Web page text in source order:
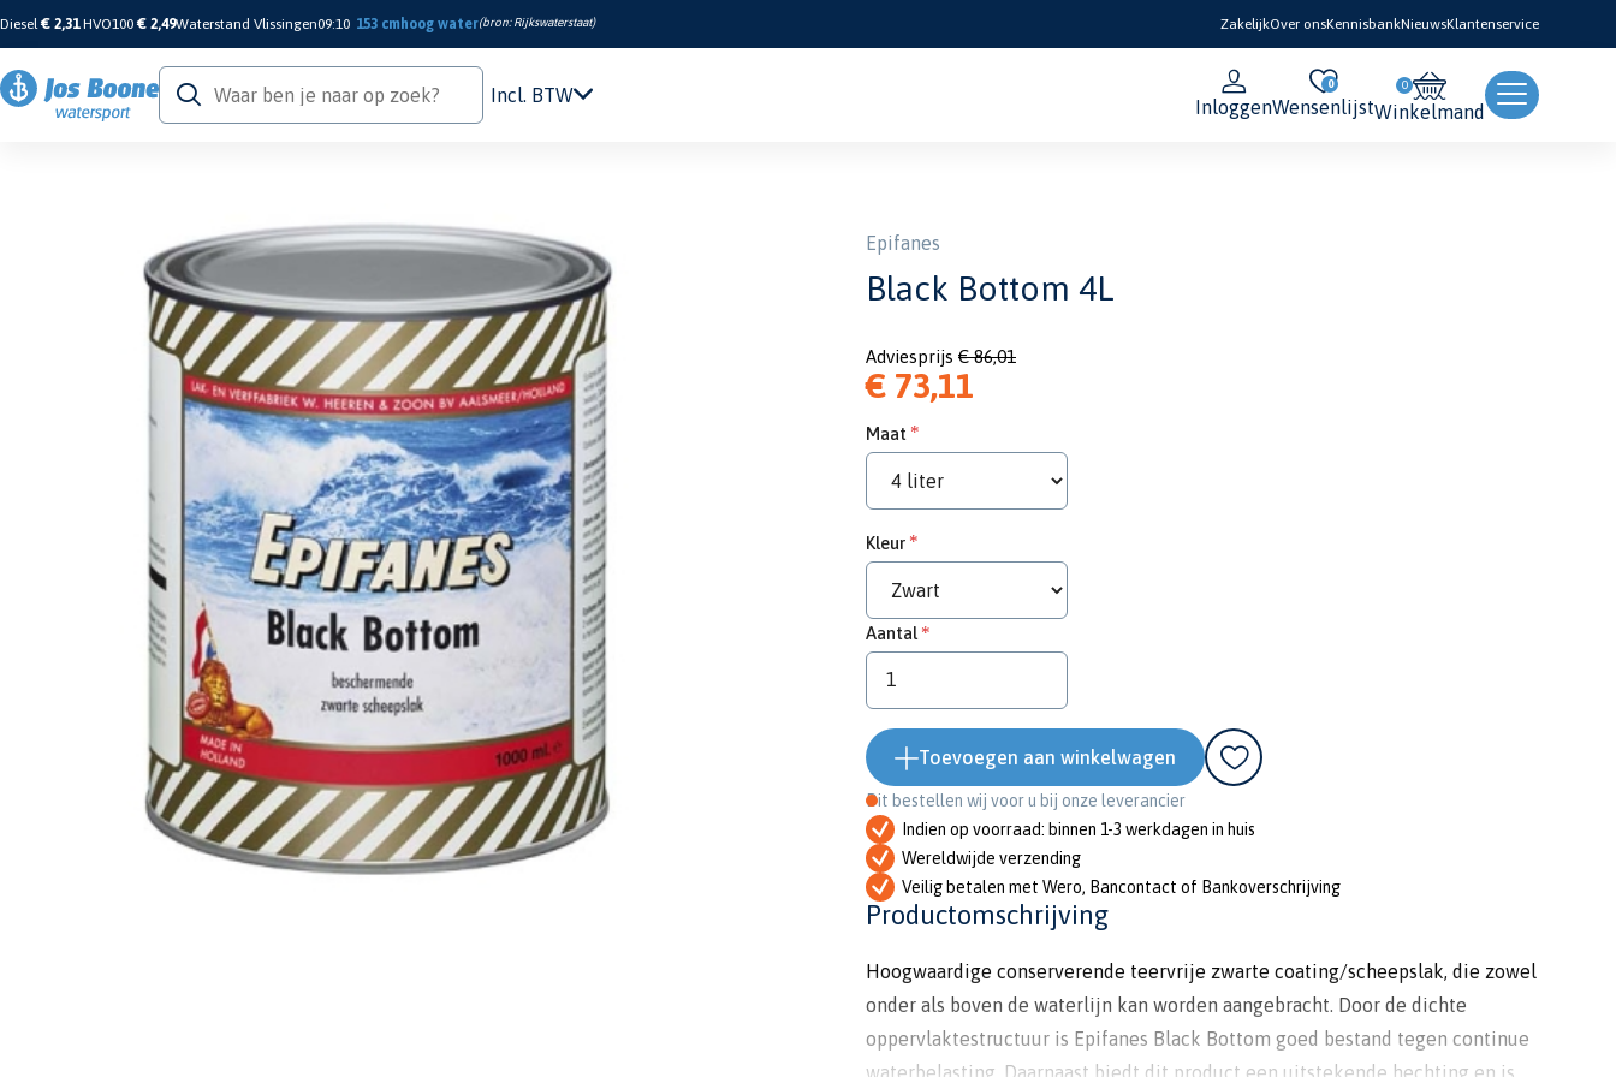
Diesel€ 2,31 HVO100 € 2,49Waterstand Vlissingen09:10 153 cm hoog water(bron:Rijkswaterstaat) ZakelijkOver onsKennisbankNieuwsKlantenservice
Kleding & Schoenen
Incl. BTW
Inloggen
0
WensenlijstWinkelmand
Epifanes
Black Bottom 4L
Adviesprijs € 86,01
€ 73,11
Maat
Kleur
Aantal
Toevoegen aan winkelwagen
Dit bestellen wij voor u bij onze leverancier
Indien op voorraad: binnen 1-3 werkdagen in huis
Wereldwijde verzending
Veilig betalen met Wero, Bancontact of Bankoverschrijving
Productomschrijving
Hoogwaardige conserverende teervrije zwarte coating/scheepslak, die zowel
onder als boven de waterlijn kan worden aangebracht. Door de dichte
oppervlaktestructuur is Epifanes Black Bottom goed bestand tegen continue
waterbelasting. Daarnaast biedt dit product een uitstekende hechting en is